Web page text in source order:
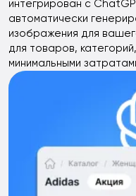
интегрирован с
автоматически
изображения для
для товаров,
минимальными